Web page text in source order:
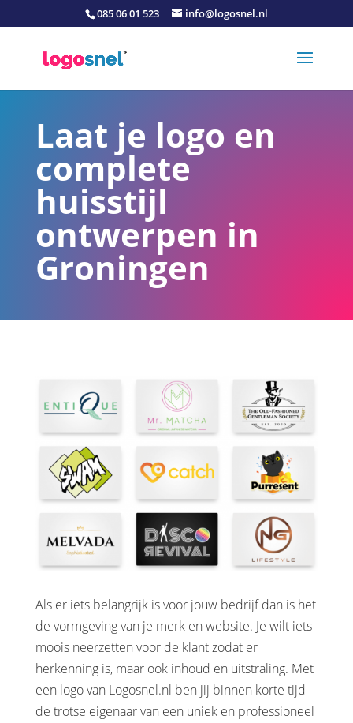
085 06 01 523 info@logosnel.nl
Laat je logo en
complete
huisstijl
ontwerpen in
Groningen
Als er iets belangrijk is voor jouw bedrijf dan is het
de vormgeving van je merk en website. Je wilt iets
moois neerzetten voor de klant zodat er
herkenning is, maar ook inhoud en uitstraling. Met
een logo van Logosnel.nl ben jij binnen korte tijd
de trotse eigenaar van een uniek en professioneel